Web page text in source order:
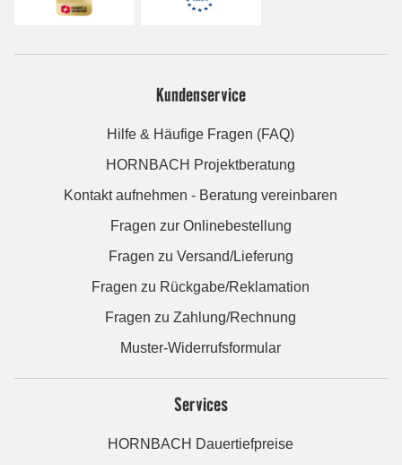
Kundenservice
Hilfe & Häufige Fragen (FAQ)
HORNBACH Projektberatung
Kontakt aufnehmen - Beratung vereinbaren
Fragen zur Onlinebestellung
Fragen zu Versand/Lieferung
Fragen zu Rückgabe/Reklamation
Fragen zu Zahlung/Rechnung
Muster-Widerrufsformular
Services
HORNBACH Dauertiefpreise